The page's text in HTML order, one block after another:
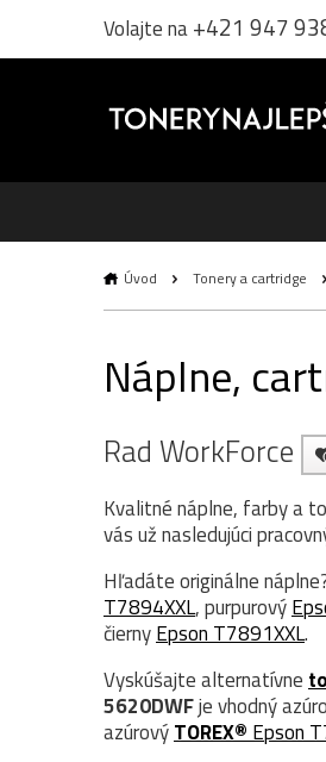
Volajte na+421 947
Úvod Tonery a cartridge
Náplne,
Rad WorkForce
Kvalitné náplne, farby a
vás už nasledujúci
Hľadáte originálne
T7894XXL, purpurový
čiernyEpson T7891XXL.
Vyskúšajte alternatívne
5620DWFje vhodný
azúrovýTOREX® Epson